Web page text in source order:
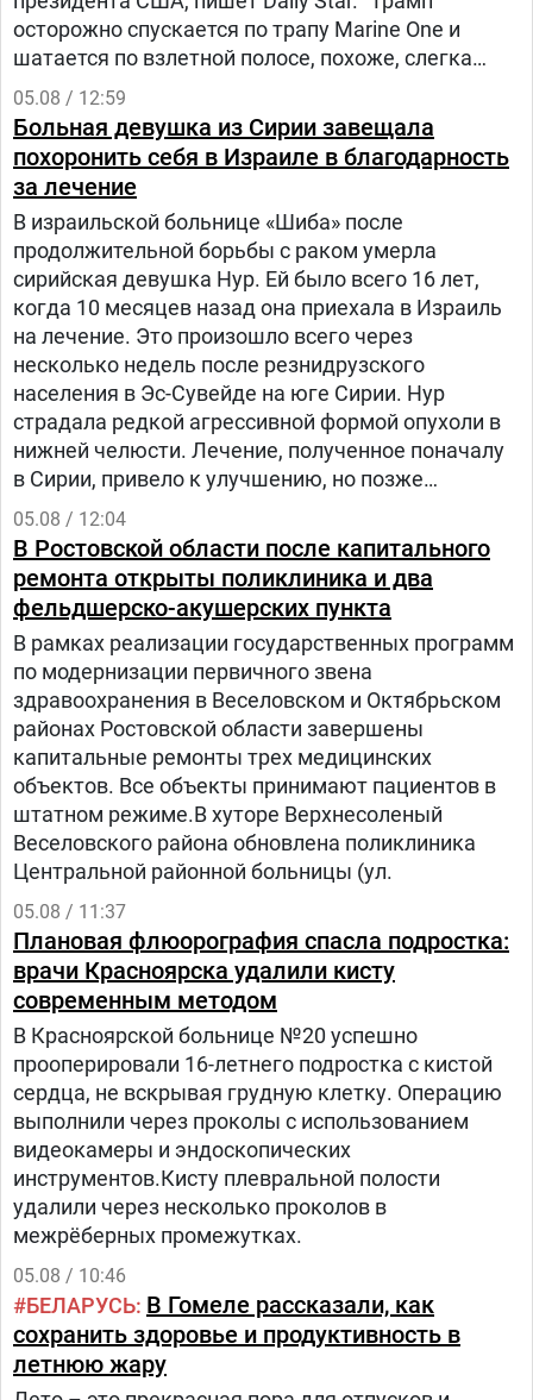
осторожно спускается по трапу Marine One и
шатается по взлетной полосе, похоже, слегка
прихрамывая", — написал журналист.
05.08 / 12:59
Больная девушка из Сирии завещала
похоронить себя в Израиле в благодарность
за лечение
В израильской больнице «Шиба» после
продолжительной борьбы с раком умерла
сирийская девушка Нур. Ей было всего 16 лет,
когда 10 месяцев назад она приехала в Израиль
на лечение. Это произошло всего через
несколько недель после резнидрузского
населения в Эс-Сувейде на юге Сирии. Нур
страдала редкой агрессивной формой опухоли в
нижней челюсти. Лечение, полученное поначалу
в Сирии, привело к улучшению, но позже
произошел рецидив болезни. Нур попала на
лечение в «Шибу» в рамках гуманитарного
проекта «Шевет-ахим» («Кровные братья).
05.08 / 12:04
В Ростовской области после капитального
ремонта открыты поликлиника и два
фельдшерско-акушерских пункта
В рамках реализации государственных программ
по модернизации первичного звена
здравоохранения в Веселовском и Октябрьском
районах Ростовской области завершены
капитальные ремонты трех медицинских
объектов. Все объекты принимают пациентов в
штатном режиме.В хуторе Верхнесоленый
Веселовского района обновлена поликлиника
Центральной районной больницы (ул.
05.08 / 11:37
Плановая флюорография спасла подростка:
врачи Красноярска удалили кисту
современным методом
В Красноярской больнице №20 успешно
прооперировали 16-летнего подростка с кистой
сердца, не вскрывая грудную клетку. Операцию
выполнили через проколы с использованием
видеокамеры и эндоскопических
инструментов.Кисту плевральной полости
удалили через несколько проколов в
межрёберных промежутках.
05.08 / 10:46
БЕЛАРУСЬ В Гомеле рассказали, как
сохранить здоровье и продуктивность в
летнюю жару